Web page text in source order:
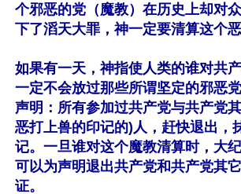
个邪恶的党（魔教）在历史上却对
下了滔天大罪，神一定要清算这个恶
如果有一天，神指使人类的谁对共
一定不会放过那些所谓坚定的邪恶
声明：所有参加过共产党与共产党
恶打上兽的印记的)人，赶快退出，
记。一旦谁对这个魔教清算时，大
可以为声明退出共产党和共产党其
证。